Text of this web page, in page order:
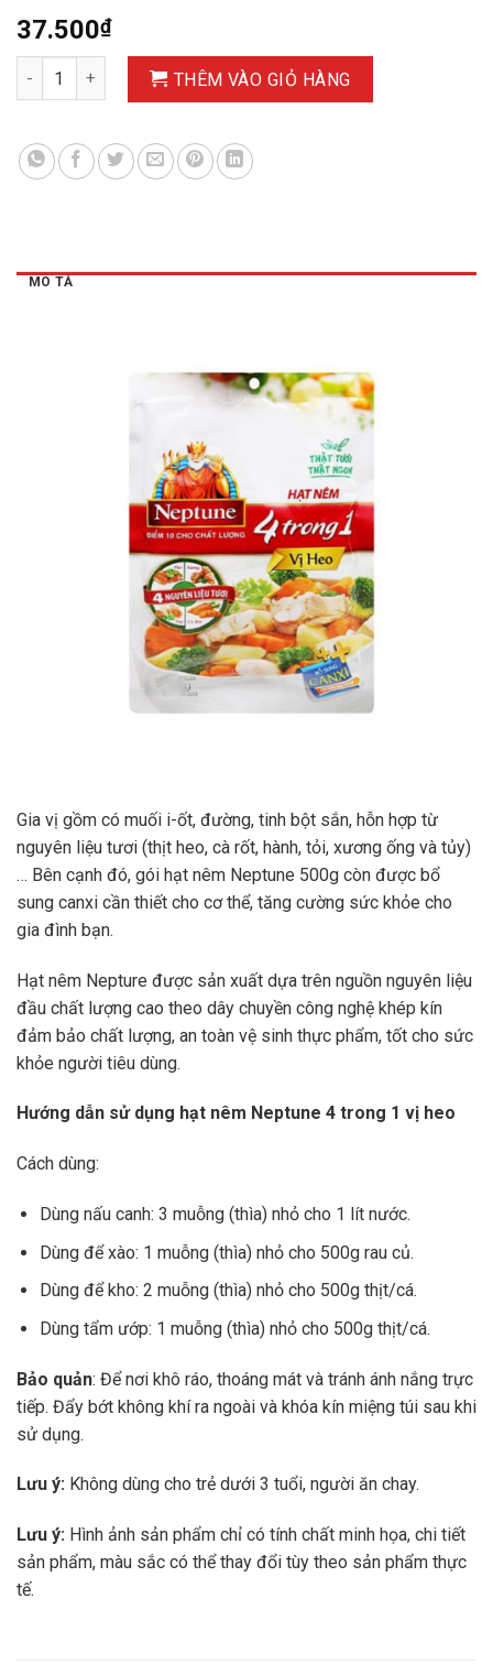
37.500₫
Hạt nêm Neptune 4 in 1 - 500g số lượng
THÊM VÀO GIỎ HÀNG
MÔ TẢ
Gia vị gồm có muối i-ốt, đường, tinh bột sắn, hỗn hợp từ
nguyên liệu tươi (thịt heo, cà rốt, hành, tỏi, xương ống và tủy)
… Bên cạnh đó, gói hạt nêm Neptune 500g còn được bổ
sung canxi cần thiết cho cơ thể, tăng cường sức khỏe cho
gia đình bạn.
Hạt nêm Nepture được sản xuất dựa trên nguồn nguyên liệu
đầu chất lượng cao theo dây chuyền công nghệ khép kín
đảm bảo chất lượng, an toàn vệ sinh thực phẩm, tốt cho sức
khỏe người tiêu dùng.
Hướng dẫn sử dụng hạt nêm Neptune 4 trong 1 vị heo
Cách dùng:
Dùng nấu canh: 3 muỗng (thìa) nhỏ cho 1 lít nước.
Dùng để xào: 1 muỗng (thìa) nhỏ cho 500g rau củ.
Dùng để kho: 2 muỗng (thìa) nhỏ cho 500g thịt/cá.
Dùng tẩm ướp: 1 muỗng (thìa) nhỏ cho 500g thịt/cá.
Bảo quản: Để nơi khô ráo, thoáng mát và tránh ánh nắng trực
tiếp. Đẩy bớt không khí ra ngoài và khóa kín miệng túi sau khi
sử dụng.
Lưu ý: Không dùng cho trẻ dưới 3 tuổi, người ăn chay.
Lưu ý: Hình ảnh sản phẩm chỉ có tính chất minh họa, chi tiết
sản phẩm, màu sắc có thể thay đổi tùy theo sản phẩm thực
tế.